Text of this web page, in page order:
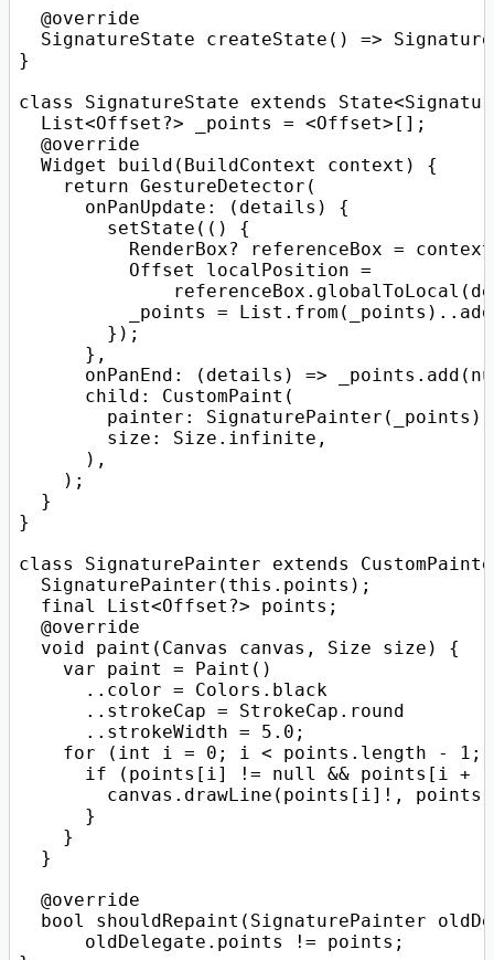
  @override
SignatureState createState() =>
}
class SignatureState extends
  List<Offset?> _points = <Offset>[];
  @override
  Widget build(BuildContext context) {
    return GestureDetector(
      onPanUpdate: (details) {
        setState(() {
RenderBox? referenceBox =
          Offset localPosition =
_points =
        });
      },
onPanEnd: (details) =>
      child: CustomPaint(
        painter: SignaturePainter(_points),
        size: Size.infinite,
      ),
    );
  }
}
class SignaturePainter extends
  SignaturePainter(this.points);
  final List<Offset?> points;
  @override
  void paint(Canvas canvas, Size size) {
    var paint = Paint()
      ..color = Colors.black
      ..strokeCap = StrokeCap.round
      ..strokeWidth = 5.0;
for (int i = 0; i < points.length - 1;
if (points[i] != null && points[i +
canvas.drawLine(points[i]!,
      }
    }
  }
  @override
bool shouldRepaint(SignaturePainter
      oldDelegate.points != points;